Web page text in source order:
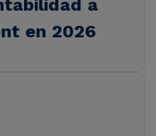
en 2026